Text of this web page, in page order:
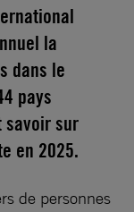
la
dans le
pays
savoir sur
en 2025.
de personnes